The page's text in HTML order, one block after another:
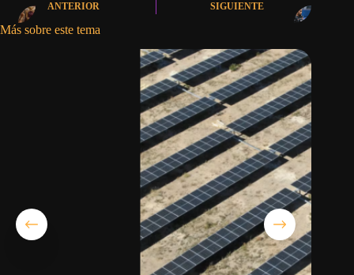
ANTERIOR SIGUIENTE
Más sobre este tema